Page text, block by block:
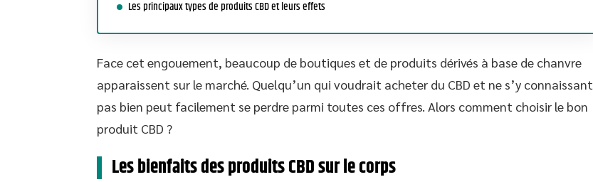
Les principaux types de produits CBD et leurs effets
Face cet engouement, beaucoup de boutiques et de produits dérivés à base de chanvre
apparaissent sur le marché. Quelqu’un qui voudrait acheter du CBD et ne s’y connaissant
pas bien peut facilement se perdre parmi toutes ces offres. Alors comment choisir le bon
produit CBD ?
Les bienfaits des produits CBD sur le corps